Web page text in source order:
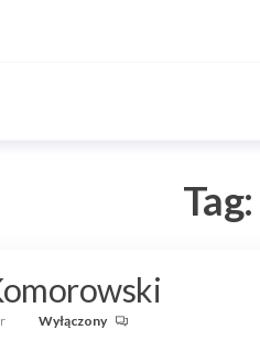
Tag:
Wyłączony